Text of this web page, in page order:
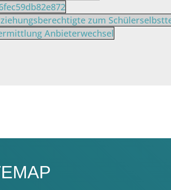
zum
Anbieterwechsel